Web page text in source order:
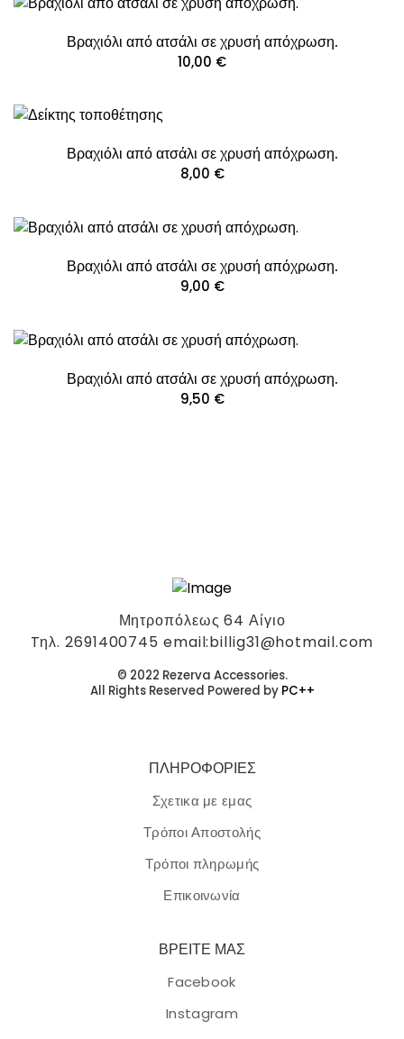
Βραχιόλι από ατσάλι σε χρυσή απόχρωση.
10,00 €
Βραχιόλι από ατσάλι σε χρυσή απόχρωση.
8,00 €
Βραχιόλι από ατσάλι σε χρυσή απόχρωση.
9,00 €
Βραχιόλι από ατσάλι σε χρυσή απόχρωση.
9,50 €
Μητροπόλεως 64 Αίγιο
Tηλ. 2691400745 email:billig31@hotmail.com
© 2022 Rezerva Accessories.
All Rights Reserved Powered by PC++
ΠΛΗΡΟΦΟΡΙΕΣ
Σχετικα με εμας
Τρόποι Αποστολής
Τρόποι πληρωμής
Επικοινωνία
ΒΡΕΙΤΕ ΜΑΣ
Facebook
Instagram